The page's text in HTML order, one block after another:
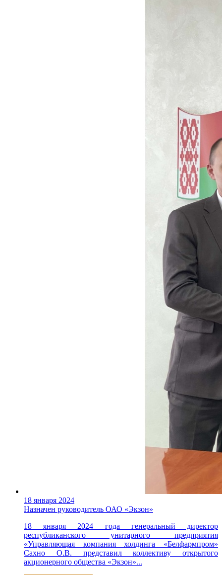
18 января 2024
Назначен руководитель ОАО «Экзон»
18 января 2024 года генеральный директор
республиканского унитарного предприятия
«Управляющая компания холдинга «Белфармпром»
Сахно О.В. представил коллективу открытого
акционерного общества «Экзон»...